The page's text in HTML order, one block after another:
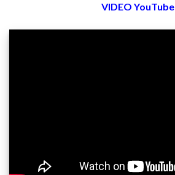
VIDEO YouTube